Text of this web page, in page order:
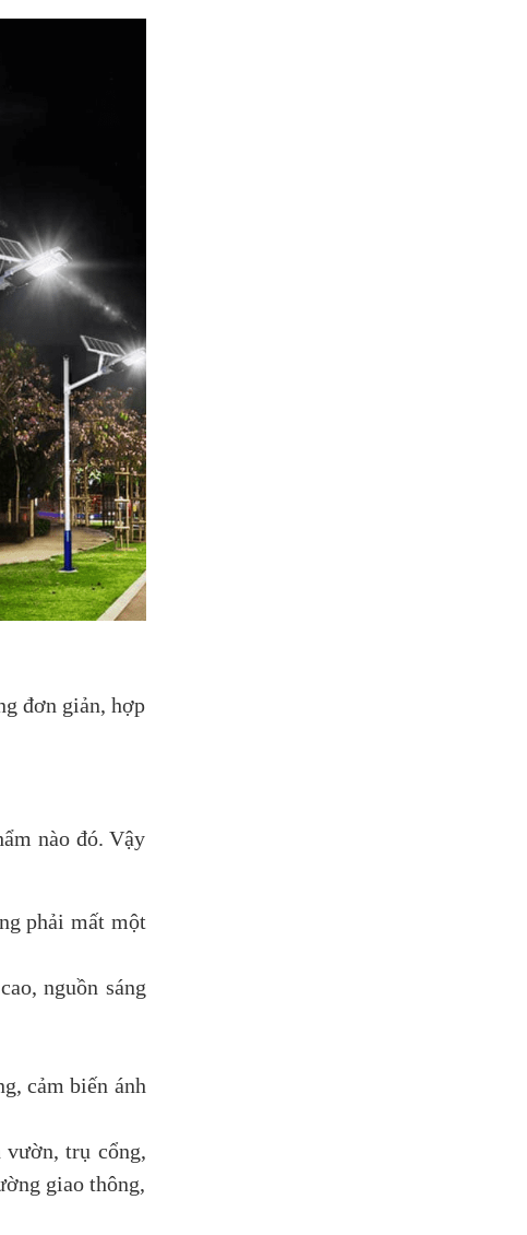
đơn giản, hợp
nào đó. Vậy
phải mất một
nguồn sáng
cảm biến ánh
vườn, trụ cổng,
giao thông,